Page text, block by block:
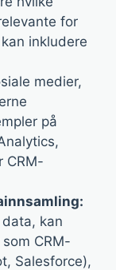
for
inkludere
medier,
på
CRM-
kan
CRM-
Salesforce),